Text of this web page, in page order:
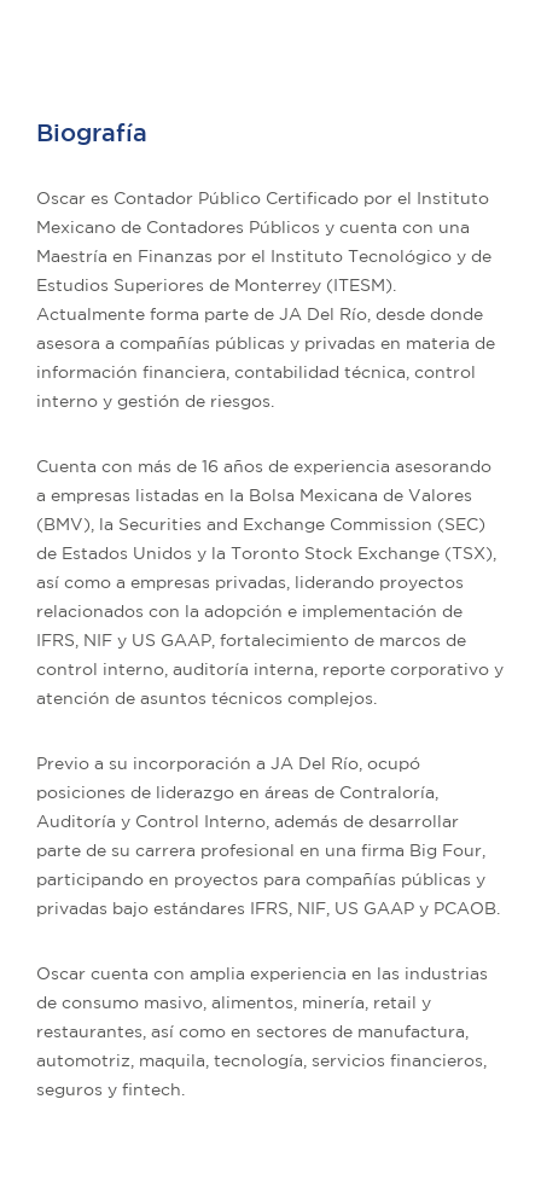
Biografía
Oscar es Contador Público Certificado por el Instituto
Mexicano de Contadores Públicos y cuenta con una
Maestría en Finanzas por el Instituto Tecnológico y de
Estudios Superiores de Monterrey (ITESM).
Actualmente forma parte de JA Del Río, desde donde
asesora a compañías públicas y privadas en materia de
información financiera, contabilidad técnica, control
interno y gestión de riesgos.
Cuenta con más de 16 años de experiencia asesorando
a empresas listadas en la Bolsa Mexicana de Valores
(BMV), la Securities and Exchange Commission (SEC)
de Estados Unidos y la Toronto Stock Exchange (TSX),
así como a empresas privadas, liderando proyectos
relacionados con la adopción e implementación de
IFRS, NIF y US GAAP, fortalecimiento de marcos de
control interno, auditoría interna, reporte corporativo y
atención de asuntos técnicos complejos.
Previo a su incorporación a JA Del Río, ocupó
posiciones de liderazgo en áreas de Contraloría,
Auditoría y Control Interno, además de desarrollar
parte de su carrera profesional en una firma Big Four,
participando en proyectos para compañías públicas y
privadas bajo estándares IFRS, NIF, US GAAP y PCAOB.
Oscar cuenta con amplia experiencia en las industrias
de consumo masivo, alimentos, minería, retail y
restaurantes, así como en sectores de manufactura,
automotriz, maquila, tecnología, servicios financieros,
seguros y fintech.